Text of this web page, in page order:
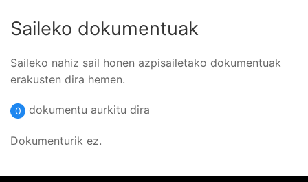
Saileko dokumentuak
Saileko nahiz sail honen azpisailetako dokumentuak
erakusten dira hemen.
0 dokumentu aurkitu dira
Dokumenturik ez.